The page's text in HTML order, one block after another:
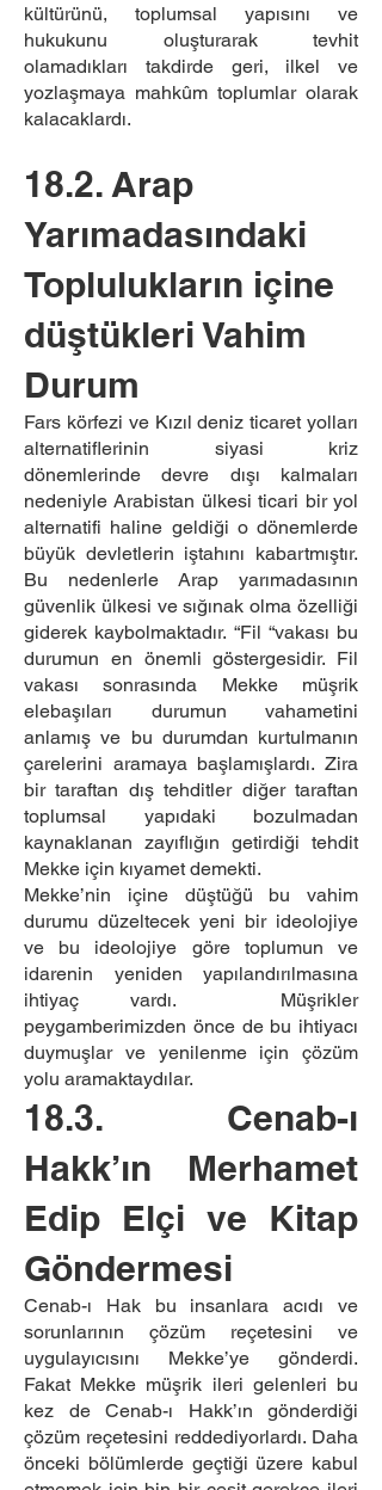
kültürünü, toplumsal yapısını ve
hukukunu oluşturarak tevhit
olamadıkları takdirde geri, ilkel ve
yozlaşmaya mahkûm toplumlar olarak
kalacaklardı.
18.2. Arap
Yarımadasındaki
Toplulukların içine
düştükleri Vahim
Durum
Fars körfezi ve Kızıl deniz ticaret yolları
alternatiflerinin siyasi kriz
dönemlerinde devre dışı kalmaları
nedeniyle Arabistan ülkesi ticari bir yol
alternatifi haline geldiği o dönemlerde
büyük devletlerin iştahını kabartmıştır.
Bu nedenlerle Arap yarımadasının
güvenlik ülkesi ve sığınak olma özelliği
giderek kaybolmaktadır. “Fil “vakası bu
durumun en önemli göstergesidir. Fil
vakası sonrasında Mekke müşrik
elebaşıları durumun vahametini
anlamış ve bu durumdan kurtulmanın
çarelerini aramaya başlamışlardı. Zira
bir taraftan dış tehditler diğer taraftan
toplumsal yapıdaki bozulmadan
kaynaklanan zayıflığın getirdiği tehdit
Mekke için kıyamet demekti.
Mekke’nin içine düştüğü bu vahim
durumu düzeltecek yeni bir ideolojiye
ve bu ideolojiye göre toplumun ve
idarenin yeniden yapılandırılmasına
ihtiyaç vardı. Müşrikler
peygamberimizden önce de bu ihtiyacı
duymuşlar ve yenilenme için çözüm
yolu aramaktaydılar.
18.3. Cenab-ı
Hakk’ın Merhamet
Edip Elçi ve Kitap
Göndermesi
Cenab-ı Hak bu insanlara acıdı ve
sorunlarının çözüm reçetesini ve
uygulayıcısını Mekke’ye gönderdi.
Fakat Mekke müşrik ileri gelenleri bu
kez de Cenab-ı Hakk’ın gönderdiği
çözüm reçetesini reddediyorlardı. Daha
önceki bölümlerde geçtiği üzere kabul